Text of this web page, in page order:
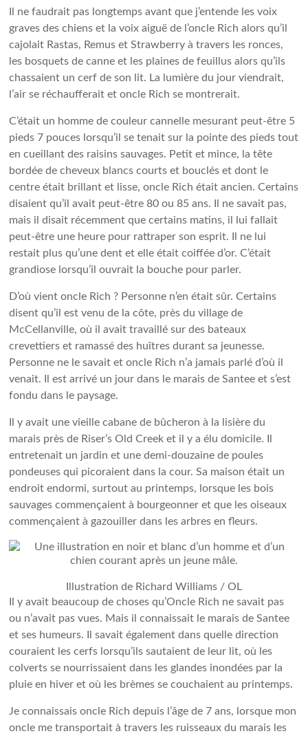
Il ne faudrait pas longtemps avant que j’entende les voix
graves des chiens et la voix aiguë de l’oncle Rich alors qu’il
cajolait Rastas, Remus et Strawberry à travers les ronces,
les bosquets de canne et les plaines de feuillus alors qu’ils
chassaient un cerf de son lit. La lumière du jour viendrait,
l’air se réchaufferait et oncle Rich se montrerait.
C’était un homme de couleur cannelle mesurant peut-être 5
pieds 7 pouces lorsqu’il se tenait sur la pointe des pieds tout
en cueillant des raisins sauvages. Petit et mince, la tête
bordée de cheveux blancs courts et bouclés et dont le
centre était brillant et lisse, oncle Rich était ancien. Certains
disaient qu’il avait peut-être 80 ou 85 ans. Il ne savait pas,
mais il disait récemment que certains matins, il lui fallait
peut-être une heure pour rattraper son esprit. Il ne lui
restait plus qu’une dent et elle était coiffée d’or. C’était
grandiose lorsqu’il ouvrait la bouche pour parler.
D’où vient oncle Rich ? Personne n’en était sûr. Certains
disent qu’il est venu de la côte, près du village de
McCellanville, où il avait travaillé sur des bateaux
crevettiers et ramassé des huîtres durant sa jeunesse.
Personne ne le savait et oncle Rich n’a jamais parlé d’où il
venait. Il est arrivé un jour dans le marais de Santee et s’est
fondu dans le paysage.
Il y avait une vieille cabane de bûcheron à la lisière du
marais près de Riser’s Old Creek et il y a élu domicile. Il
entretenait un jardin et une demi-douzaine de poules
pondeuses qui picoraient dans la cour. Sa maison était un
endroit endormi, surtout au printemps, lorsque les bois
sauvages commençaient à bourgeonner et que les oiseaux
commençaient à gazouiller dans les arbres en fleurs.
Illustration de Richard Williams / OL
Il y avait beaucoup de choses qu’Oncle Rich ne savait pas
ou n’avait pas vues. Mais il connaissait le marais de Santee
et ses humeurs. Il savait également dans quelle direction
couraient les cerfs lorsqu’ils sautaient de leur lit, où les
colverts se nourrissaient dans les glandes inondées par la
pluie en hiver et où les brèmes se couchaient au printemps.
Je connaissais oncle Rich depuis l’âge de 7 ans, lorsque mon
oncle me transportait à travers les ruisseaux du marais les